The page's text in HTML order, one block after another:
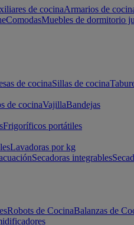
de cocinaArmarios de
ComodasMuebles de dormitorio
de cocinaSillas de cocina
de cocinaVajillaBandejas
Frigoríficos portátiles
Lavadoras por kg
Secadoras integrables
Robots de CocinaBalanzas de